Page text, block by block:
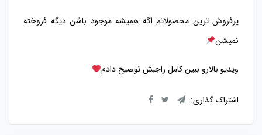
پرفروش ترین محصولاتم اگه همیشه موجود باشن دیگه فروخته
نمیشن
ویدیو بالارو ببین کامل راجبش توضیح دادم
اشتراک گذاری: